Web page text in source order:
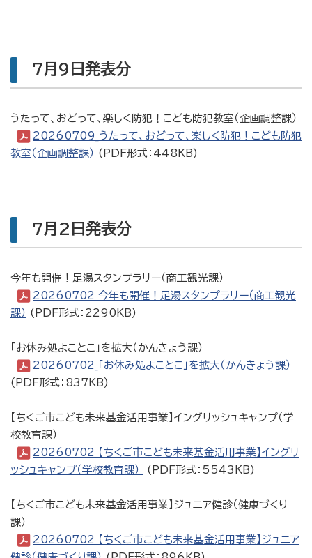
7月9日発表分
うたって、おどって、楽しく防犯！こども防犯教室（企画調整課）
20260709_うたって、おどって、楽しく防犯！こども防犯
教室（企画調整課） (PDF形式：448KB)
7月2日発表分
今年も開催！足湯スタンプラリー（商工観光課）
20260702_今年も開催！足湯スタンプラリー（商工観光
課） (PDF形式：2290KB)
「お休み処よことこ」を拡大（かんきょう課）
20260702_「お休み処よことこ」を拡大（かんきょう課）
(PDF形式：837KB)
【ちくご市こども未来基金活用事業】イングリッシュキャンプ（学
校教育課）
20260702_【ちくご市こども未来基金活用事業】イングリ
ッシュキャンプ（学校教育課）
(PDF形式：5543KB)
【ちくご市こども未来基金活用事業】ジュニア健診（健康づくり
課）
20260702_【ちくご市こども未来基金活用事業】ジュニア